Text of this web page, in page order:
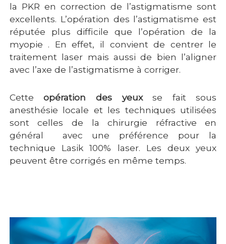
la PKR en correction de l’astigmatisme sont
excellents. L’opération des l’astigmatisme est
réputée plus difficile que l’opération de la
myopie . En effet, il convient de centrer le
traitement laser mais aussi de bien l’aligner
avec l’axe de l’astigmatisme à corriger.
Cetteopération des yeuxse fait sous
anesthésie locale et les techniques utilisées
sont celles de lachirurgie réfractive en
général avec une préférence pour la
technique Lasik 100% laser. Les deux yeux
peuvent être corrigés en même temps.